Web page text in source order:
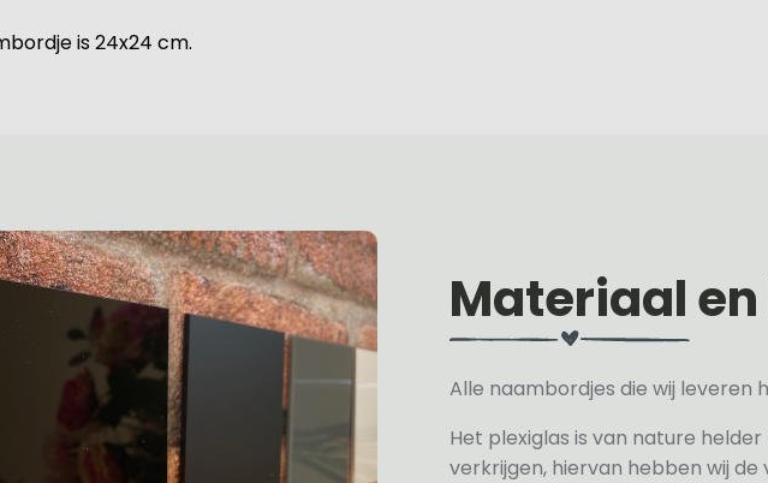
is 24x24 cm.
Materiaal
Alle naambordjes die wij leveren
Het plexiglas is van nature
verkrijgen, hiervan hebben wij